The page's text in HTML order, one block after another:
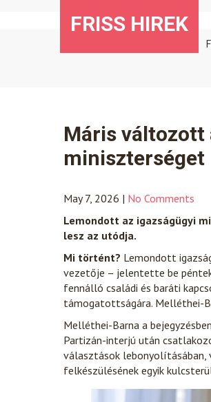
FRISS HIREK
Máris változott
miniszterséget
May 7, 2026 | No Comments
Lemondott az igazságügyi
lesz az utódja.
Mi történt? Lemondott
vezetője – jelentette be
fennálló családi és baráti
támogatottságára. Melléthei-
Melléthei-Barna a
Partizán-interjú után
választások lebonyolításában,
felkészülésének egyik